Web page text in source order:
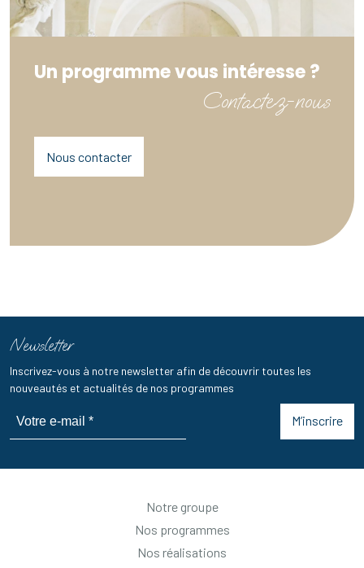
Un programme vous intéresse ?
Contactez-nous
Nous contacter
Newsletter
Inscrivez-vous à notre newsletter afin de découvrir toutes les
nouveautés et actualités de nos programmes
M’inscrire
Notre groupe
Nos programmes
Nos réalisations